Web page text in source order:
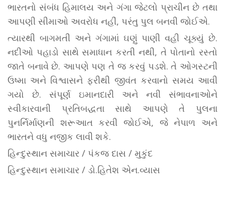
ભારતનો સંબંધ હિમાલય અને ગંગા જેટલો પ્રાચીન છે તથા
આપણી સીમાઓ અવરોધ નહીં, પરંતુ પુલ બનવી જોઈએ.
ત્યારથી બાગમતી અને ગંગામાં ઘણું પાણી વહી ચૂક્યું છે.
નદીઓ પહાડો સાથે સમાધાન કરતી નથી, તે પોતાનો રસ્તો
જાતે બનાવે છે. આપણે પણ તે જ કરવું પડશે. તે ઓગસ્ટની
ઉષ્મા અને વિશ્વાસને ફરીથી જીવંત કરવાનો સમય આવી
ગયો છે. સંપૂર્ણ ઇમાનદારી અને નવી સંભાવનાઓને
સ્વીકારવાની પ્રતિબદ્ધતા સાથે આપણે તે પુલના
પુનર્નિર્માણની શરૂઆત કરવી જોઈએ, જે નેપાળ અને
ભારતને વધુ નજીક લાવી શકે.
હિન્દુસ્થાન સમાચાર / પંકજ દાસ / મુકુંદ
હિન્દુસ્થાન સમાચાર / ડો.હિતેશ એન.વ્યાસ